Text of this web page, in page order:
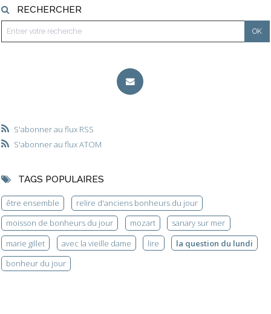
RECHERCHER
S'abonner au flux RSS
S'abonner au flux ATOM
TAGS POPULAIRES
être ensemble
relire d'anciens bonheurs du jour
moisson de bonheurs du jour
mozart
sanary sur mer
marie gillet
avec la vieille dame lire
la question du lundi
bonheur du jour